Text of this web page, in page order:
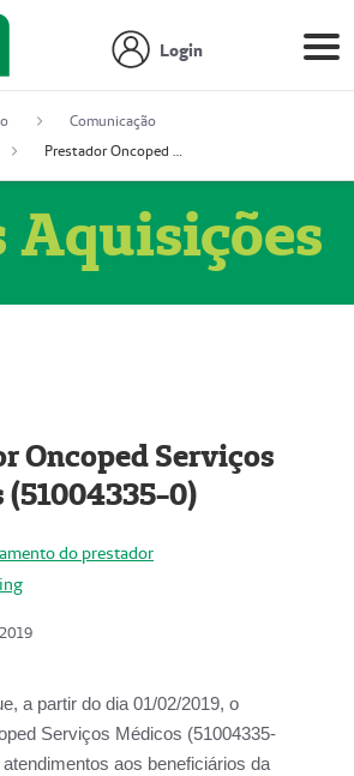
Login
Comunicação
Prestador Oncoped Serviços Médicos (51004335-0)
Aquisições
Oncoped Serviços
0)
do prestador
a partir do dia 01/02/2019, o
Serviços Médicos (51004335-
aos beneficiários da